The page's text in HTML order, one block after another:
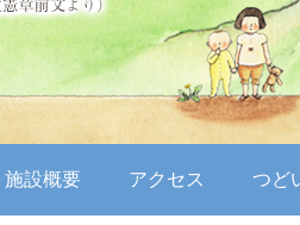
施設概要 アクセス つど